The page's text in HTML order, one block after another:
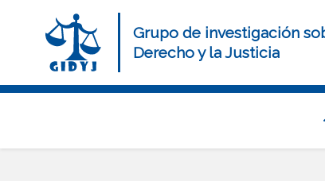
contenido
Grupo de investigación
Derecho y la Justicia
principal